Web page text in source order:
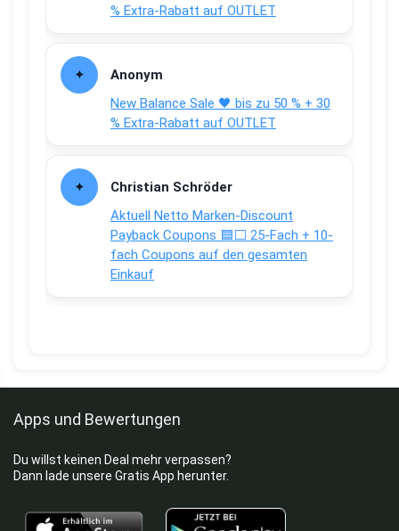
% Extra-Rabatt auf OUTLET
Anonym
New Balance Sale 🖤 bis zu 50 % + 30
% Extra-Rabatt auf OUTLET
Christian Schröder
Aktuell Netto Marken-Discount
Payback Coupons 🟦⬜ 25-Fach + 10-
fach Coupons auf den gesamten
Einkauf
Apps und Bewertungen
Du willst keinen Deal mehr verpassen?
Dann lade unsere Gratis App herunter.